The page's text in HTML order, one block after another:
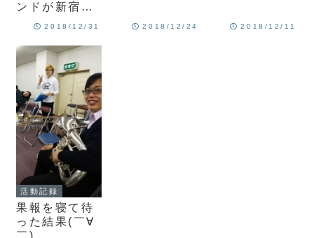
ンドが新宿に
現れた？2018/12/31 2018/12/24 2018/12/11
活動記録
果報を寝て待
った結果(￣∀